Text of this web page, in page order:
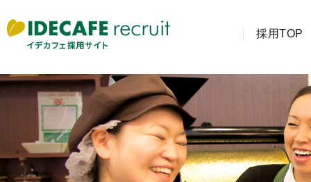
採用TOP